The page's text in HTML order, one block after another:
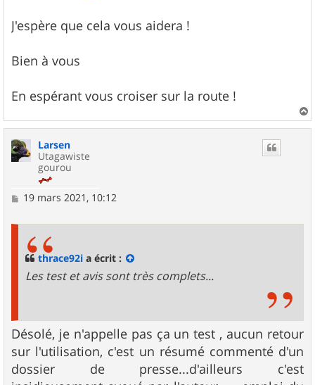
J'espère que cela vous aidera !
Bien à vous
En espérant vous croiser sur la route !
a
Larsen
Utagawiste
gourou
M19 mars 2021, 10:12
thrace92i a écrit :
Les test et avis sont très complets...
Désolé, je n'appelle pas ça un test , aucun retour
sur l'utilisation, c'est un résumé commenté d'un
dossier de presse...d'ailleurs c'est